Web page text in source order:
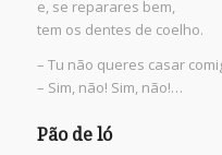
e, se reparares bem,
tem os dentes de coelho.
– Tu não queres casar
– Sim, não! Sim, não!…
Pão de ló